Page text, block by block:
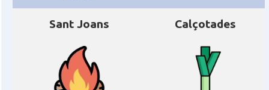
Sant Joans Calçotades